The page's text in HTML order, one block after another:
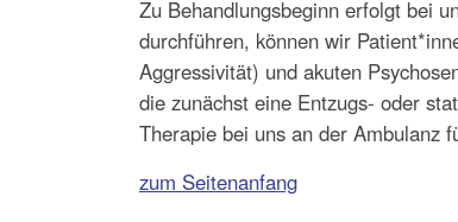
Zu Behandlungsbeginn erfolgt bei
durchführen, können wir
Aggressivität) und akuten
die zunächst eine Entzugs- oder
Therapie bei uns an der Ambulanz
zum Seitenanfang